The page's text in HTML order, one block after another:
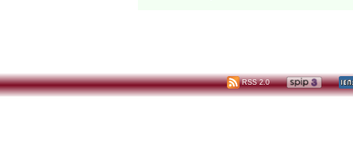
RSS 2.0